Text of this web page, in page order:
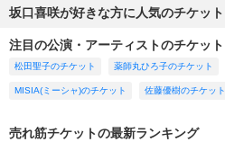
坂口喜咲が好きな方に人気のチケット
注目の公演・アーティストのチケット
松田聖子のチケット 薬師丸ひろ子のチケット
MISIA(ミーシャ)のチケット 佐藤優樹のチケット
売れ筋チケットの最新ランキング